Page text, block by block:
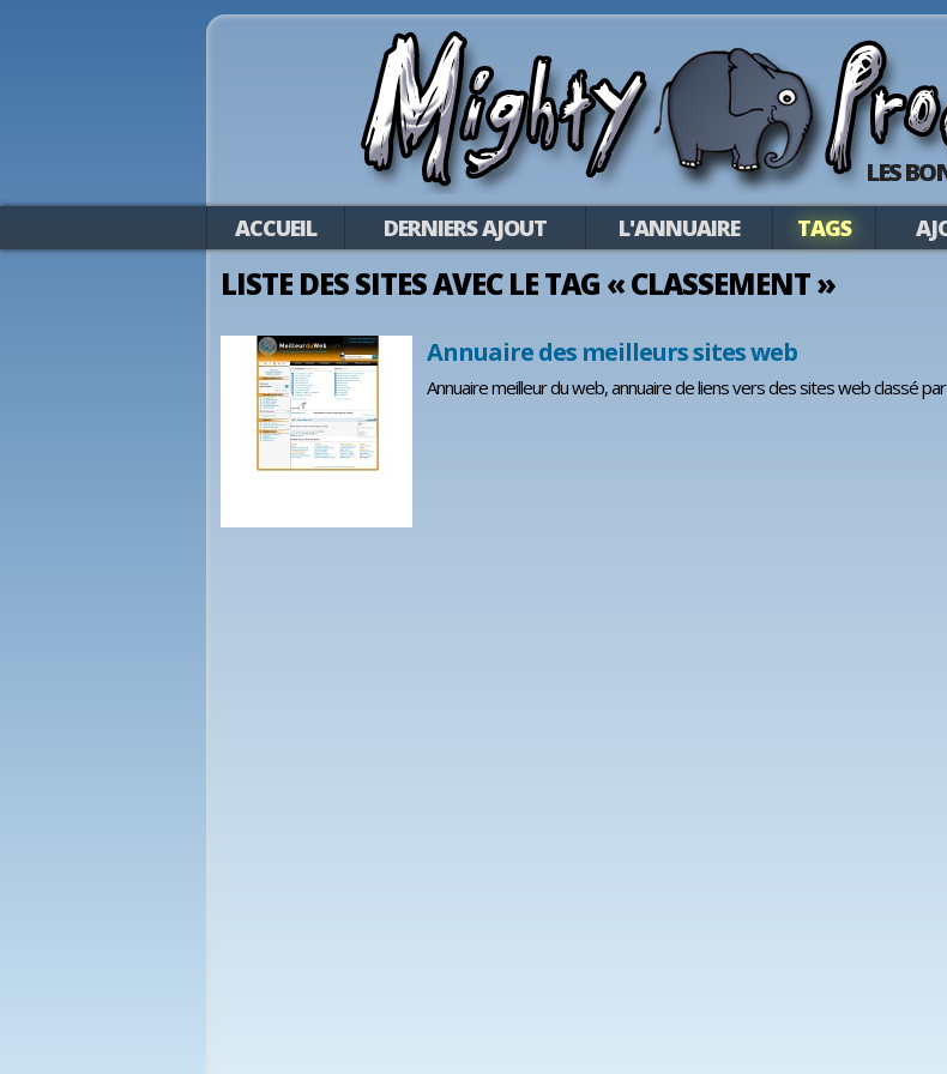
LES
ACCUEIL DERNIERS AJOUT L'ANNUAIRE TAGS
LISTE DES SITES AVEC LE TAG « CLASSEMENT »
Annuaire des meilleurs sites web
Annuaire meilleur du web, annuaire de liens vers des sites web classé